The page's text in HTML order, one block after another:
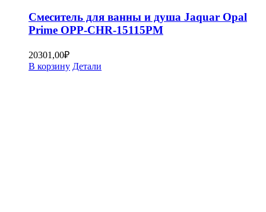
Смеситель для ванны и душа Jaquar Opal
Prime OPP-CHR-15115PM
20301,00₽
В корзину Детали